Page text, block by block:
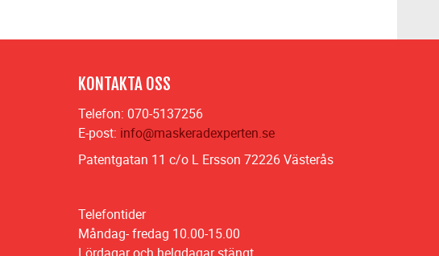
KONTAKTA OSS
Telefon: 070-5137256
E-post: info@maskeradexperten.se
Patentgatan 11 c/o L Ersson 72226 Västerås
Telefontider
Måndag- fredag 10.00-15.00
Lördagar och helgdagar stängt